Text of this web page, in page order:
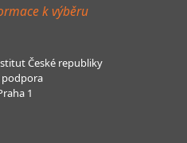
k výběru
České republiky
podpora
1